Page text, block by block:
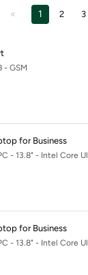
1 2 3
- GSM
for Business
- 13.8" - Intel Core
for Business
- 13.8" - Intel Core